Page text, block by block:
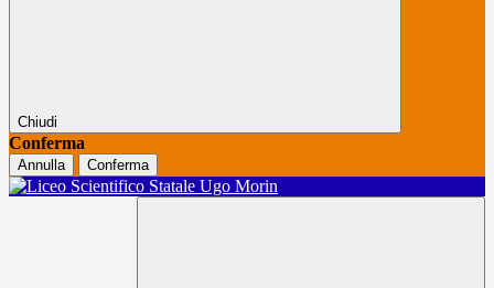
Chiudi
Conferma
Annulla Conferma